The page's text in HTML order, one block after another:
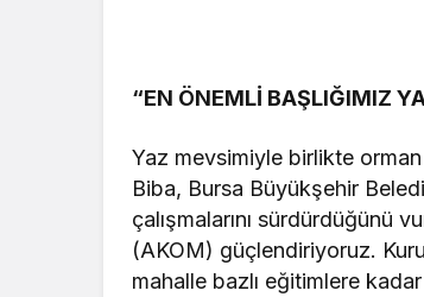
“EN ÖNEMLİ BAŞLIĞIMIZ
Yaz mevsimiyle birlikte orman
Biba, Bursa Büyükşehir
çalışmalarını sürdürdüğünü
(AKOM) güçlendiriyoruz.
mahalle bazlı eğitimlere